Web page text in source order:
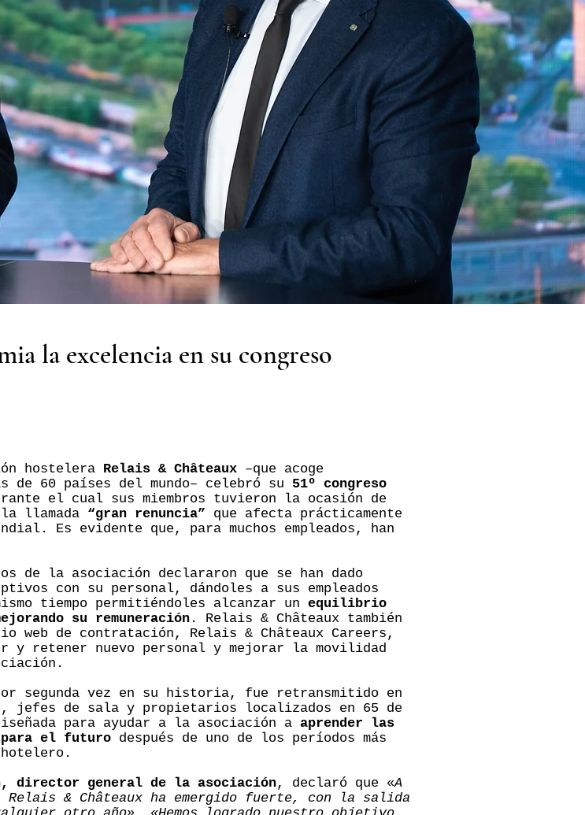
la excelencia en su congreso
hostelera Relais & Châteaux –que acoge
de 60 países del mundo– celebró su 51º congreso
el cual sus miembros tuvieron la ocasión de
llamada “gran renuncia” que afecta prácticamente
Es evidente que, para muchos empleados, han
de la asociación declararon que se han dado
con su personal, dándoles a sus empleados
tiempo permitiéndoles alcanzar un equilibrio
su remuneración . Relais & Châteaux también
web de contratación, Relais & Châteaux Careers,
y retener nuevo personal y mejorar la movilidad
segunda vez en su historia, fue retransmitido en
jefes de sala y propietarios localizados en 65 de
para ayudar a la asociación a aprender las
para el futuro después de uno de los períodos más
director general de la asociación, declaró que «A
& Châteaux ha emergido fuerte, con la salida